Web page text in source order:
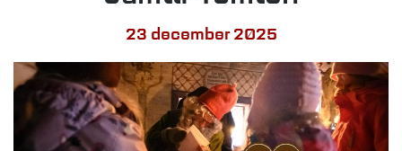
23 december 2025